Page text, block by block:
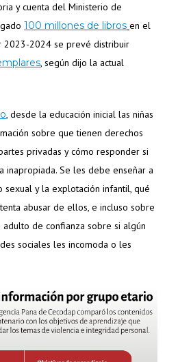
y cuenta del Ministerio de
100 millones de libros en el
2023-2024 se prevé distribuir
, según dijo la actual
desde la educación inicial las niñas
sobre que tienen derechos
privadas y cómo responder si
inapropiada. Se les debe enseñar a
sexual y la explotación infantil, qué
abusar de ellos, e incluso sobre
de confianza sobre si algún
sociales les incomoda o les